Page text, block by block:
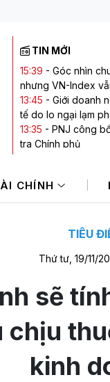
TIN MỚI
15:39 - Góc nhìn
nhưng VN-Index
13:45 - Giới doanh
tế do lo ngại lạm
13:35 - PNJ công
tra Chính phủ
13:25-Mi Hồng -
kết luận của Thanh
doanh của doanh
CHÍNH
TIÊU
Thứ tư, 19/11/
sẽ
chịu
kinh